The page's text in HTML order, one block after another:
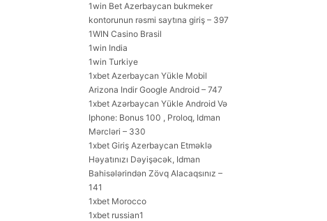
1win Bet Azerbaycan bukmeker
kontorunun rəsmi saytına giriş – 397
1WIN Casino Brasil
1win India
1win Turkiye
1xbet Azerbaycan Yükle Mobil
Arizona Indir Google Android – 747
1xbet Azərbaycan Yükle Android Və
Iphone: Bonus 100 , Proloq, Idman
Mərcləri – 330
1xbet Giriş Azerbaycan Etməklə
Həyatınızı Dəyişəcək, Idman
Bahisələrindən Zövq Alacaqsınız –
141
1xbet Morocco
1xbet russian1